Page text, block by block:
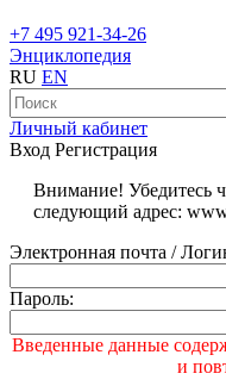
+7 495 921-34-26
Энциклопедия
RU EN
Личный кабинет
Вход Регистрация
Внимание! Убедитесь
следующий адрес:
Электронная почта /
Пароль:
Введенные данные
и